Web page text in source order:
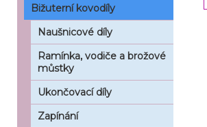
Bižuterní kovodíly
Naušnicové díly
Ramínka, vodiče a brožové
můstky
Ukončovací díly
Zapínání